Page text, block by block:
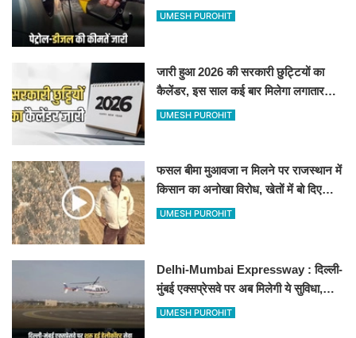
जानिए बीकानेर समेत पुरे प्रदेश में नए रेट
UMESH PUROHIT
जारी हुआ 2026 की सरकारी छुट्टियों का
कैलेंडर, इस साल कई बार मिलेगा लगातार
अवकाश, देखें
UMESH PUROHIT
फसल बीमा मुआवजा न मिलने पर राजस्थान में
किसान का अनोखा विरोध, खेतों में बो दिए
500-500 रुपए के नोट, वीडियो वायरल
UMESH PUROHIT
Delhi-Mumbai Expressway : दिल्ली-
मुंबई एक्सप्रेसवे पर अब मिलेगी ये सुविधा,
हेलीकॉप्टर सर्विस से तुरंत घायल पहुंचेगा
UMESH PUROHIT